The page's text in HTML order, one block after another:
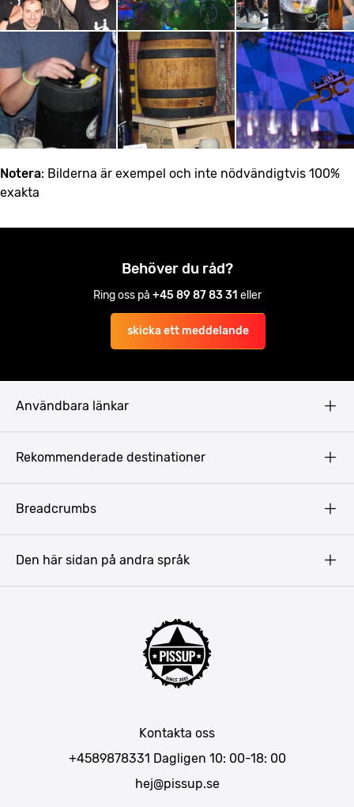
Notera: Bilderna är exempel och inte nödvändigtvis 100%
exakta
Behöver du råd?
Ring oss på +45 89 87 83 31 eller
skicka ett meddelande
Användbara länkar
Rekommenderade destinationer
Breadcrumbs
Kontakta oss
+4589878331 Dagligen 10: 00-18: 00
hej@pissup.se
Den här sidan på andra språk